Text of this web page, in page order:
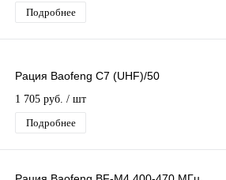
Подробнее
Рация Baofeng C7 (UHF)/50
1 705 руб. / шт
Подробнее